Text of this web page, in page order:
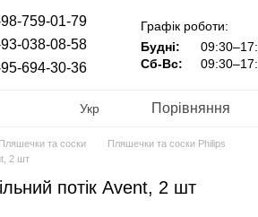
759-01-79
038-08-58
694-30-36
Графік роботи:
Будні:
Сб-Вс:
Укр Порівняння
Пляшечки та соски
Пляшечки та соски Philips
2 шт
потік Avent, 2 шт